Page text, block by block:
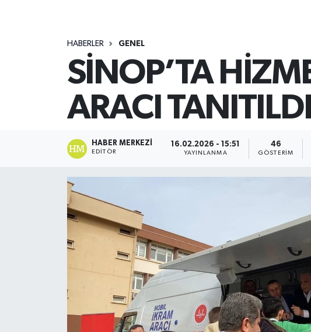
HABERLER GENEL
SİNOP’TA
ARACI TANITILDI
HABER MERKEZI
EDITÖR
16.02.2026 - 15:51
YAYINLANMA
46
GÖSTERIM